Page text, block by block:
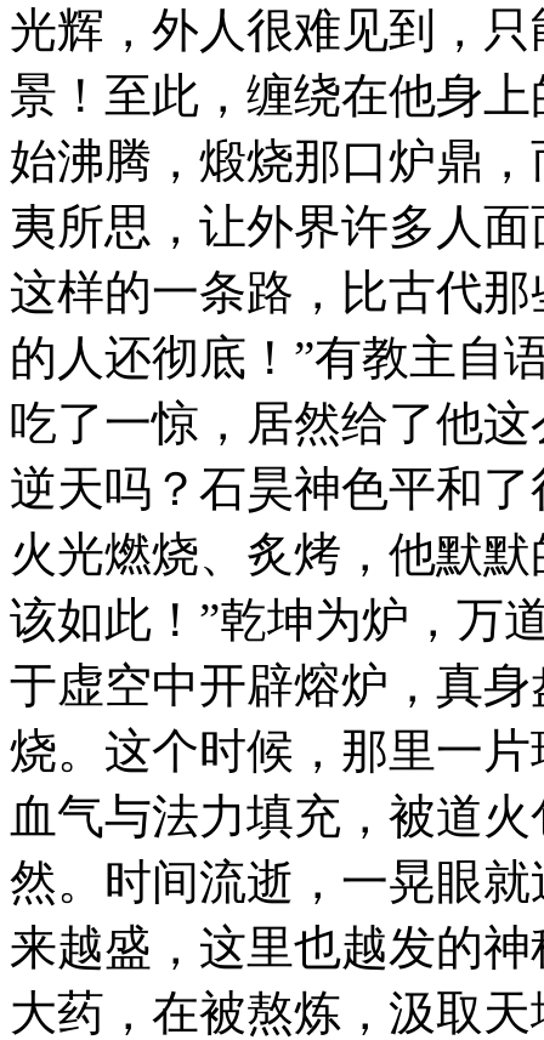
光辉，外人很难见到，
景！至此，缠绕在他身
始沸腾，煅烧那口炉鼎
夷所思，让外界许多人
这样的一条路，比古代
的人还彻底！”有教主自
吃了一惊，居然给了他
逆天吗？石昊神色平和
火光燃烧、炙烤，他默
该如此！”乾坤为炉，万
于虚空中开辟熔炉，真
烧。这个时候，那里一
血气与法力填充，被道
然。时间流逝，一晃眼
来越盛，这里也越发的
大药，在被熬炼，汲取